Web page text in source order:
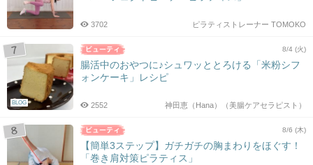
ピラティストレーナー TOMOKO
3702
BLOG
8/4 (火)
腸活中のおやつに♪シュワッととろける「米粉シフ
ォンケーキ」レシピ
神田恵（Hana）（美腸ケアセラピスト）
2552
8/6 (木)
【簡単3ステップ】ガチガチの胸まわりをほぐす！
「巻き肩対策ピラティス」